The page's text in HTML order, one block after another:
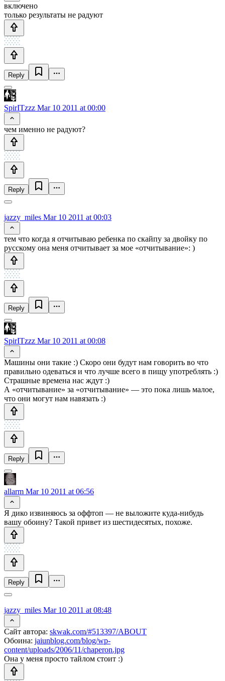
включено
только результаты не радуют
Reply
SpirITzzz Mar 10 2011 at 00:00
чем именно не радуют?
Reply
jazzy_miles Mar 10 2011 at 00:03
тем что когда я отчитываю ребенка по скайпу за двойку по
русскому она меня отчитывает за мое «отчитывание»: )
Reply
SpirITzzz Mar 10 2011 at 00:08
Машины они такие :) Скоро они будут нам говорить во что
правильно одеваться и что лучше всего в пищу употреблять :)
Страшные времена нас ждут :)
А «отчитывание» за «отчитывание» — это пока лишь малое,
что они могут нам навязать :)
Reply
allarm Mar 10 2011 at 06:56
Я дико извиняюсь за оффтоп — не выложите куда-нибудь
вашу обоину? Такой привет из шестидесятых, похоже.
Reply
jazzy_miles Mar 10 2011 at 08:48
Сайт автора: skwak.com/#513397/ABOUT
Обоина: jaiunblog.com/blog/wp-
content/uploads/2006/11/chaperon.jpg
Она у меня просто тайлом стоит :)